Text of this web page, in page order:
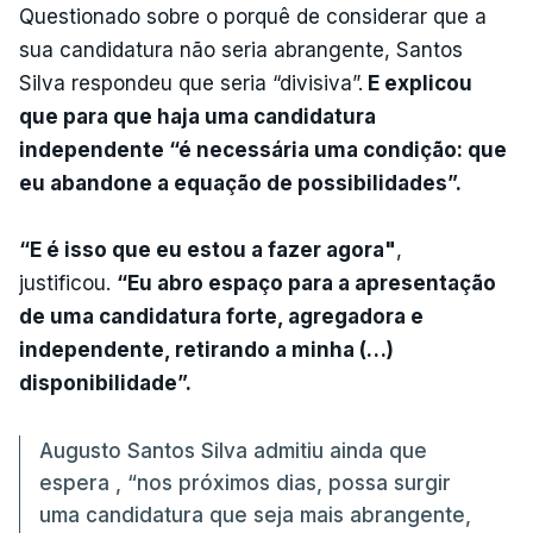
Questionado sobre o porquê de considerar que a
sua candidatura não seria abrangente, Santos
Silva respondeu que seria “divisiva”. E explicou
que para que haja uma candidatura
independente “é necessária uma condição: que
eu abandone a equação de possibilidades”.
“E é isso que eu estou a fazer agora",
justificou. “Eu abro espaço para a apresentação
de uma candidatura forte, agregadora e
independente, retirando a minha (…)
disponibilidade”.
Augusto Santos Silva admitiu ainda que
espera , “nos próximos dias, possa surgir
uma candidatura que seja mais abrangente,